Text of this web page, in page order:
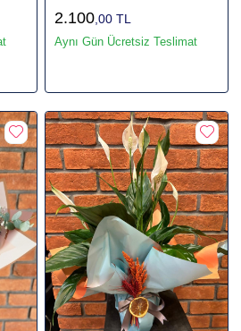
2.100 ,00 TL
Aynı Gün Ücretsiz Teslimat